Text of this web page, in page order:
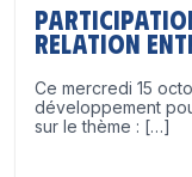
Participation
Relation
Ce mercredi 15
développement
sur le thème : […]